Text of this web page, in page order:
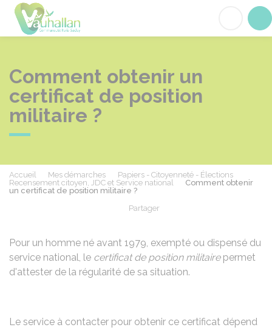
Comment obtenir un
certificat de position
militaire ?
Accueil Mes démarches
Papiers - Citoyenneté - Élections
Recensement citoyen, JDC et Service national
Comment obtenir
un certificat de position militaire ?
Partager
Pour un homme né avant 1979, exempté ou dispensé du
service national, le certificat de position militairepermet
d'attester de la régularité de sa situation.
Le service à contacter pour obtenir ce certificat dépend